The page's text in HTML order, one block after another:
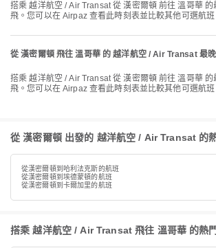
搭乘 越洋航空 / Air Transat 從 漢密爾頓 前往 溫哥華 的最早航班於 07:25 起
飛。您可以在 Airpaz 查看此時刻表並比較其他可選航班
從 漢密爾頓 飛往 溫哥華 的 越洋航空 / Air Transat 最
搭乘 越洋航空 / Air Transat 從 漢密爾頓 前往 溫哥華 的最晚航班於 20:35 起
飛。您可以在 Airpaz 查看此時刻表並比較其他可選航班
從 漢密爾頓 出發的 越洋航空 / Air Transat 的
從漢密爾頓到哈利法克斯的航班
從漢密爾頓到埃德蒙頓的航班
從漢密爾頓到卡爾加里的航班
搭乘 越洋航空 / Air Transat 飛往 溫哥華 的熱